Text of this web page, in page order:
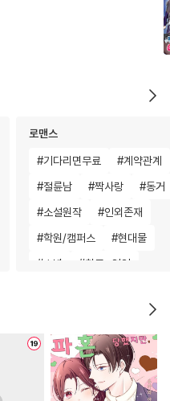
로맨스
#기다리면무료 #계약관계
#절륜남 #짝사랑 #동거
#소설원작 #인외존재
#학원/캠퍼스 #현대물
# 소년 #친구>연인
#
역사/시대물 #철벽녀
짝사랑 #로맨스 # 현대
서양풍 #능욕